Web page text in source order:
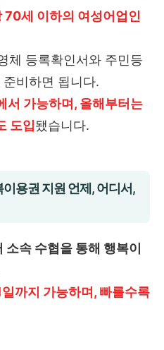
70세 이하의 여성어업인
체 등록확인서와 주민등
비하면 됩니다.
서 가능하며, 올해부터는
도입됐습니다.
용권 지원 언제, 어디서,
속 수협을 통해 행복이
까지 가능하며, 빠를수록